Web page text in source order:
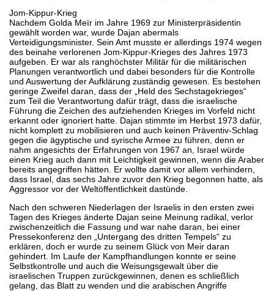
Jom-Kippur-Krieg
Nachdem Golda Meïr im Jahre 1969 zur Ministerpräsidentin
gewählt worden war, wurde Dajan abermals
Verteidigungsminister. Sein Amt musste er allerdings 1974 wegen
des beinahe verlorenen Jom-Kippur-Krieges des Jahres 1973
aufgeben. Er war als ranghöchster Militär für die militärischen
Planungen verantwortlich und dabei besonders für die Kontrolle
und Auswertung der Aufklärung zuständig gewesen. Es bestehen
geringe Zweifel daran, dass der „Held des Sechstagekrieges“
zum Teil die Verantwortung dafür trägt, dass die israelische
Führung die Zeichen des aufziehenden Krieges im Vorfeld nicht
erkannt oder ignoriert hatte. Dajan stimmte im Herbst 1973 dafür,
nicht komplett zu mobilisieren und auch keinen Präventiv-Schlag
gegen die ägyptische und syrische Armee zu führen, denn er
nahm angesichts der Erfahrungen von 1967 an, Israel würde
einen Krieg auch dann mit Leichtigkeit gewinnen, wenn die Araber
bereits angegriffen hätten. Er wollte damit vor allem verhindern,
dass Israel, das sechs Jahre zuvor den Krieg begonnen hatte, als
Aggressor vor der Weltöffentlichkeit dastünde.
Nach den schweren Niederlagen der Israelis in den ersten zwei
Tagen des Krieges änderte Dajan seine Meinung radikal, verlor
zwischenzeitlich die Fassung und war nahe daran, bei einer
Pressekonferenz den „Untergang des dritten Tempels“ zu
erklären, doch er wurde zu seinem Glück von Meir daran
gehindert. Im Laufe der Kampfhandlungen konnte er seine
Selbstkontrolle und auch die Weisungsgewalt über die
israelischen Truppen zurückgewinnen, denen es schließlich
gelang, das Blatt zu wenden und die arabischen Angriffe